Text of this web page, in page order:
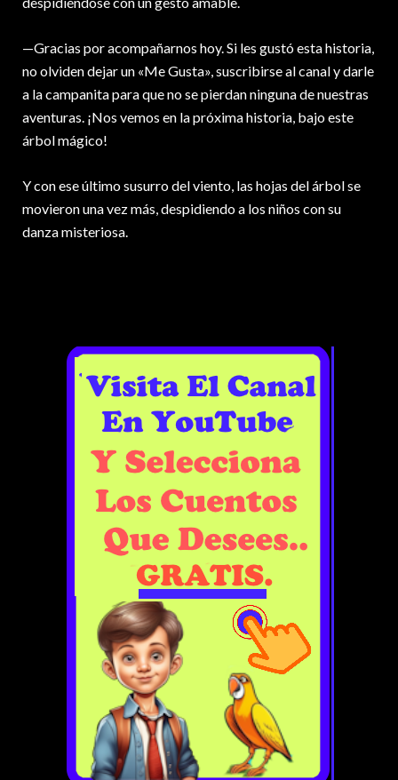
—Gracias por acompañarnos hoy. Si les gustó esta historia,
no olviden dejar un «Me Gusta», suscribirse al canal y darle
a la campanita para que no se pierdan ninguna de nuestras
aventuras. ¡Nos vemos en la próxima historia, bajo este
árbol mágico!
Y con ese último susurro del viento, las hojas del árbol se
movieron una vez más, despidiendo a los niños con su
danza misteriosa.